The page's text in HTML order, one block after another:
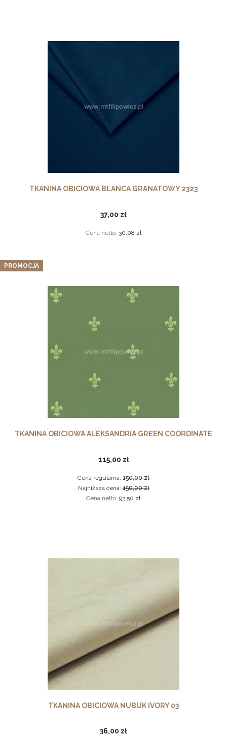
TKANINA OBICIOWA BLANCA GRANATOWY 2323
37,00 zł
Cena netto: 30,08 zł
TKANINA OBICIOWA ALEKSANDRIA GREEN COORDINATE
115,00 zł
Cena regularna: 150,00 zł
Najniższa cena:150,00 zł
Cena netto: 93,50 zł
PROMOCJA
TKANINA OBICIOWA NUBUK IVORY 03
36,00 zł